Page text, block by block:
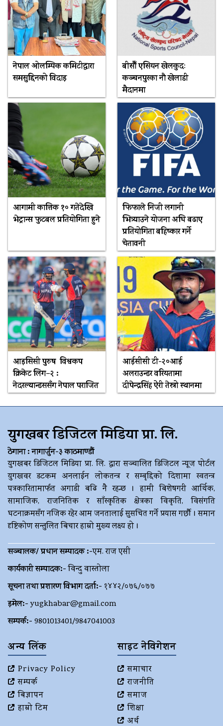
नेपाल ओलम्पिक कमिटीद्वारा
समसुद्दिनको विदाइ
बीसौँ एसियन खेलकुदः
कञ्चनपुरका नौ खेलाडी
मैदानमा
आगामी कात्तिक १० गतेदेखि
भेट्रान्स फुटबल प्रतियोगिता हुने
फिफाले निजी लगानी
भित्र्याउने योजना अघि बढाए
प्रतियोगिता बहिष्कार गर्ने
चेतावनी
आइसिसी पुरुष विश्वकप
क्रिकेट लिग–२ :
नेदरल्यान्डससँग नेपाल पराजित
आईसीसी टी-२०आई
अलराउन्डर वरियतामा
दीपेन्द्रसिंह ऐरी तेस्रो स्थानमा
युगखबर डिजिटल मिडिया प्रा. लि.
ठेगाना : नागार्जुन-३ काठमाण्डौं
युगखबर डिजिटल मिडिया प्रा. लि. द्धारा सञ्चालित डिजिटल न्यूज पोर्टल
युगखवर डटकम अनलाईन लोकतन्त्र र सम्बृद्दिको दिशामा स्वतन्त्र
पत्रकारितामार्फत अगाडी बढि नै रहन्छ । हामी बिशेषगरी आर्थिक,
सामाजिक, राजनितिक र साँस्कृतिक क्षेत्रका विकृति, विसंगति
घटनाक्रमसँग नजिक रहेर आम जनतालाई सुसचित गर्ने प्रयास गर्छौ । समान
दृष्टिकोण सन्तुलित बिचार हाम्रो मुख्य लक्ष्य हो ।
सञ्चालक/ प्रधान सम्पादक :-एम. राज एसी
कार्यकारी सम्पादक:-विन्दु वास्तोला
सूचना तथा प्रशारण विभाग दर्ता:- १४४२/०७६/०७७
इमेल:- yugkhabar@gmail.com
सम्पर्क:- 9801013401/9847041003
अन्य लिंक
Privacy Policy
सम्पर्क
बिज्ञापन
हाम्रो टिम
साइट नेविगेशन
समाचार
राजनीति
समाज
शिक्षा
अर्थ